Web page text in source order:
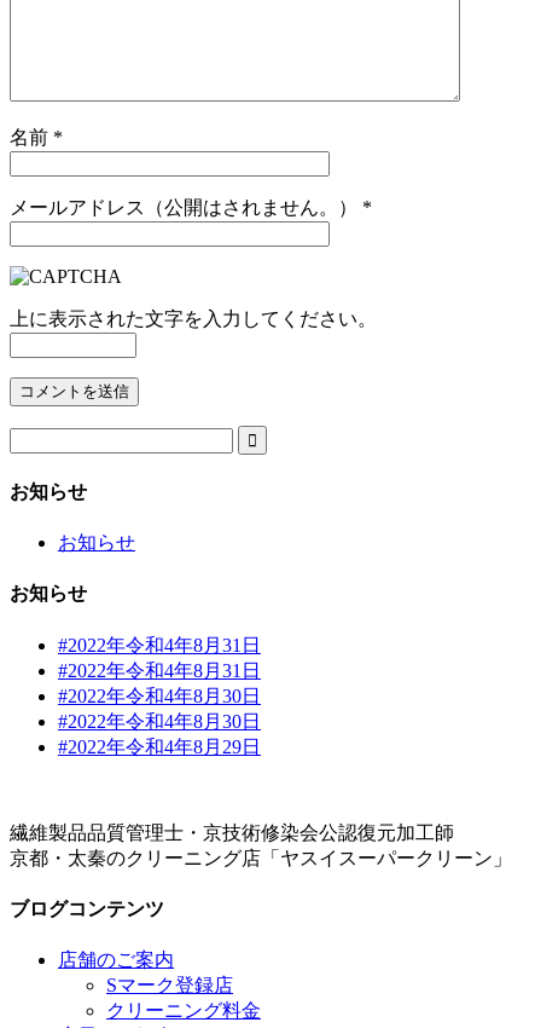
名前 *
メールアドレス（公開はされません。） *
上に表示された文字を入力してください。

お知らせ
お知らせ
お知らせ
#2022年令和4年8月31日
#2022年令和4年8月31日
#2022年令和4年8月30日
#2022年令和4年8月30日
#2022年令和4年8月29日
繊維製品品質管理士・京技術修染会公認復元加工師
京都・太秦のクリーニング店「ヤスイスーパークリーン」
ブログコンテンツ
店舗のご案内
Sマーク登録店
クリーニング料金